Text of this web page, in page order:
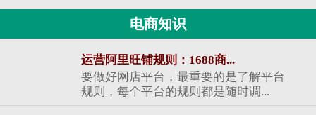
电商知识
运营阿里旺铺规则：1688商...
要做好网店平台，最重要的是了解平台
规则，每个平台的规则都是随时调...